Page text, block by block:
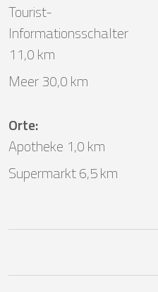
Tourist-
Informationsschalter
11,0 km
Meer 30,0 km
Orte:
Apotheke 1,0 km
Supermarkt 6,5 km